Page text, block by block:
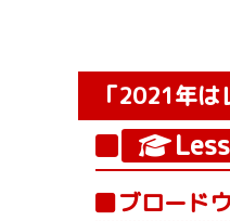
「2021年
ブロード